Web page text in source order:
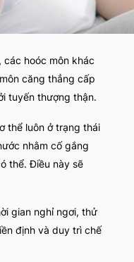
các hoóc môn khác
căng thẳng cấp
tuyến thượng thận.
thể luôn ở trạng thái
nhằm cố gắng
thể. Điều này sẽ
gian nghỉ ngơi, thử
định và duy trì chế